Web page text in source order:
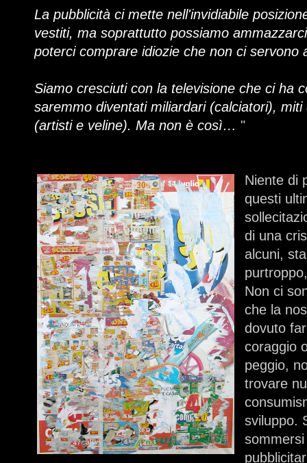
La pubblicità ci mette nell'invidiabile
vestiti, ma soprattutto possiamo
poterci comprare idiozie che non ci servono
Siamo cresciuti con la televisione che ci ha
saremmo diventati miliardari (calciatori),
(artisti e veline). Ma non è così… "
Niente di
questi
di una
alcuni,
Non ci
che la
dovuto
coraggio
peggio,
trovare
sviluppo.